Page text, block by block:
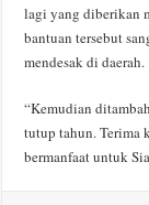
lagi yang diberikan
bantuan tersebut
mendesak di daerah.
“Kemudian
tutup tahun. Terima
bermanfaat untuk